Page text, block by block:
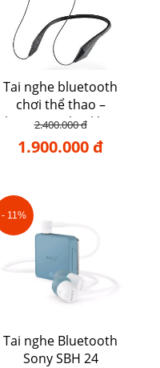
Tai nghe bluetooth
chơi thể thao –
Plantronics backbeat
105
2.400.000 đ
1.900.000 đ
- 11%
Tai nghe Bluetooth
Sony SBH 24